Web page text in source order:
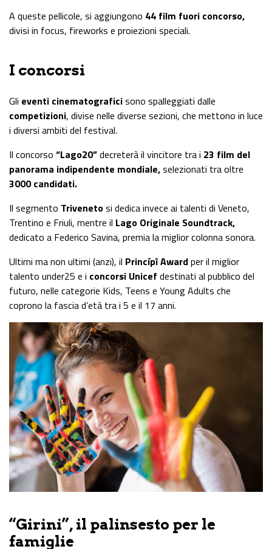
A queste pellicole, si aggiungono 44 film fuori concorso,
divisi in focus, fireworks e proiezioni speciali.
I concorsi
Gli eventi cinematograficisono spalleggiati dalle
competizioni, divise nelle diverse sezioni, che mettono in luce
i diversi ambiti del festival.
Il concorso “Lago20”decreterà il vincitore tra i 23 film del
panorama indipendente mondiale,selezionati tra oltre
3000 candidati.
Il segmento Trivenetosi dedica invece ai talenti di Veneto,
Trentino e Friuli, mentre il Lago Originale Soundtrack,
dedicato a Federico Savina, premia la miglior colonna sonora.
Ultimi ma non ultimi (anzi), il Princípî Awardper il miglior
talento under25 e i concorsi Unicef destinati al pubblico del
futuro, nelle categorie Kids, Teens e Young Adults che
coprono la fascia d’età tra i 5 e il 17 anni.
“Girini”, il palinsesto per le
famiglie